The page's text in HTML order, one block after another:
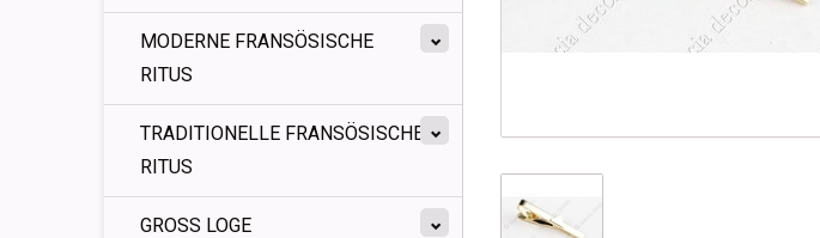
MODERNE FRANSÖSISCHE
RITUS
TRADITIONELLE FRANSÖSISCHE
RITUS
GROSS LOGE